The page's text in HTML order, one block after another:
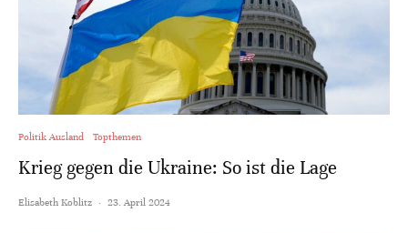
Politik Ausland Topthemen
Krieg gegen die Ukraine: So ist die Lage
Elisabeth Koblitz · 23. April 2024